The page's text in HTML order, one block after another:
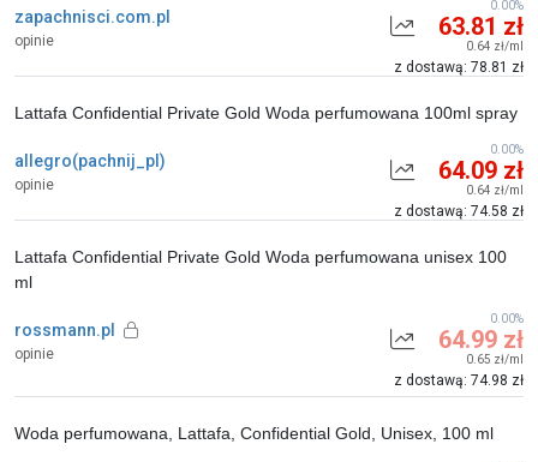
zapachnisci.com.pl
opinie 63.81 zł
0.64 zł/ml
z dostawą: 78.81 zł
0.00%
allegro(pachnij_pl)
opinie
Lattafa Confidential Private Gold Woda perfumowana 100ml spray
64.09 zł
0.64 zł/ml
z dostawą: 74.58 zł
0.00%
rossmann.pl
opinie
Lattafa Confidential Private Gold Woda perfumowana unisex 100
ml
64.99 zł
0.65 zł/ml
z dostawą: 74.98 zł
0.00%
Woda perfumowana, Lattafa, Confidential Gold, Unisex, 100 ml